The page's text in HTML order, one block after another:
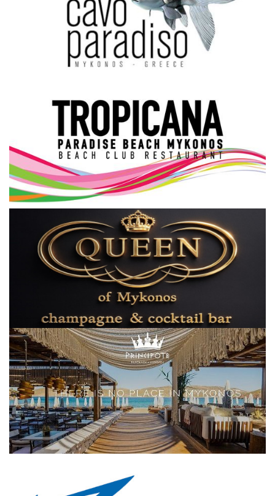
Sustainability
Science & Tech
Aegean Islands
Σεβασμιώτατος Δωρόθεος Β’
Cost Of Living Crisis
Opinion + Analysis
L’Art des Sens
Local Elections 2023
Elections 2023
Γλώσσα
Ελληνικά English